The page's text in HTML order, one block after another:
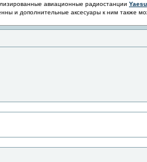
авиационные радиостанции
и дополнительные аксесуары к ним также